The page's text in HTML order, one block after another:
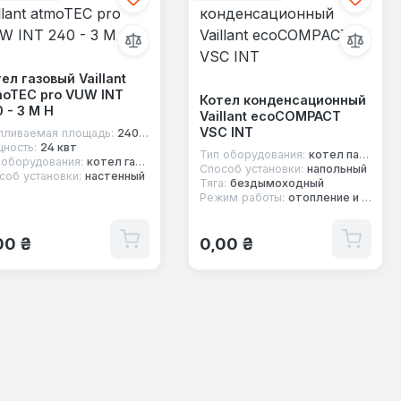
газовый Vaillant
pro VUW INT
- 3 M H
площадь: 240 м²
24 квт
котел газовый
установки: настенный
цена:
₴
Котел конденсационный
Vaillant ecoCOMPACT
VSC INT
Тип оборудования: котел парапетный
Способ установки: напольный
Тяга: бездымоходный
Режим работы: отопление и горячая вода
Обычная цена:
0,00 ₴